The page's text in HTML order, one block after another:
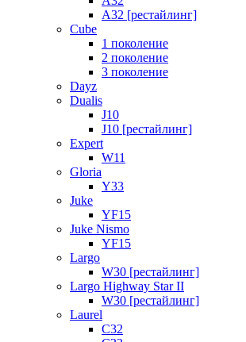
A32 [рестайлинг]
Cube
1 поколение
2 поколение
3 поколение
Dayz
Dualis
J10
J10 [рестайлинг]
Expert
W11
Gloria
Y33
Juke
YF15
Juke Nismo
YF15
Largo
W30 [рестайлинг]
Largo Highway Star II
W30 [рестайлинг]
Laurel
C32